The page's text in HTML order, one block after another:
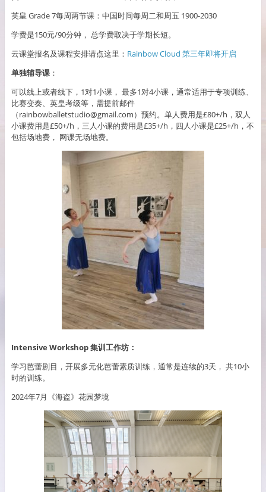
英皇 Grade 7每周两节课：中国时间每周二和周五 1900-2030
学费是150元/90分钟， 总学费取决于学期长短。
云课堂报名及课程安排请点这里： Rainbow Cloud 第三年即将开启
单独辅导课：
可以线上或者线下，1对1小课， 最多1对4小课，通常适用于专项训练、
比赛变奏、英皇考级等，需提前邮件
（rainbowballetstudio@gmail.com）预约。单人费用是£80+/h，双人
小课费用是£50+/h，三人小课的费用是£35+/h，四人小课是£25+/h，不
包括场地费， 网课无场地费。
Intensive Workshop 集训工作坊：
学习芭蕾剧目，开展多元化芭蕾素质训练，通常是连续的3天， 共10小
时的训练。
2024年7月《海盗》花园梦境